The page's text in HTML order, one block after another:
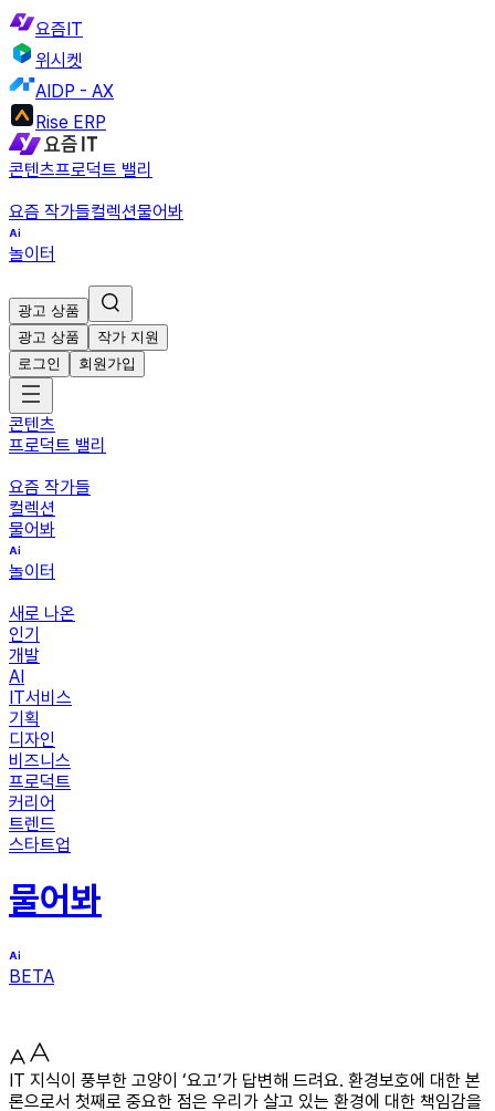
요즘IT
위시켓
AIDP - AX
Rise ERP
콘텐츠프로덕트 밸리
요즘 작가들컬렉션물어봐
놀이터
광고 상품
광고 상품
작가 지원
로그인
회원가입
콘텐츠
프로덕트 밸리
요즘 작가들
컬렉션
물어봐
놀이터
새로 나온
인기
개발
AI
IT서비스
기획
디자인
비즈니스
프로덕트
커리어
트렌드
스타트업
물어봐
BETA
IT 지식이 풍부한 고양이 ‘요고’가 답변해 드려요. 환경보호에 대한 본
론으로서 첫째로 중요한 점은 우리가 살고 있는 환경에 대한 책임감을